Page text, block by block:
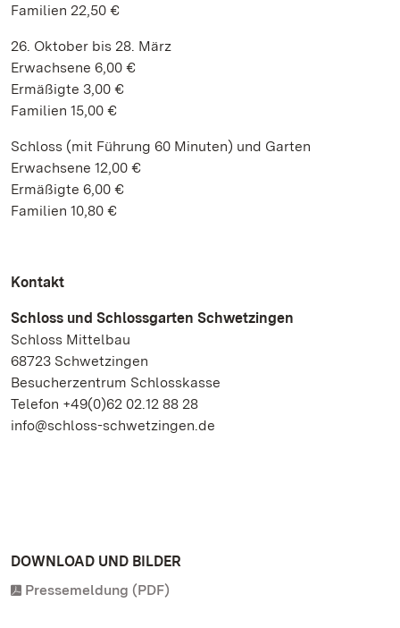
Familien 22,50 €
26. Oktober bis 28. März
Erwachsene 6,00 €
Ermäßigte 3,00 €
Familien 15,00 €
Schloss (mit Führung 60 Minuten) und Garten
Erwachsene 12,00 €
Ermäßigte 6,00 €
Familien 10,80 €
Kontakt
Schloss und Schlossgarten Schwetzingen
Schloss Mittelbau
68723 Schwetzingen
Besucherzentrum Schlosskasse
Telefon +49(0)62 02.12 88 28
info@schloss-schwetzingen.de
DOWNLOAD UND BILDER
Pressemeldung (PDF)